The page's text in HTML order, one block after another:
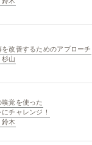
を改善するためのアプローチ
杉山
嗅覚を使った
チャレンジ！
鈴木